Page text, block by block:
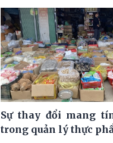
Sự thay đổi mang
trong quản lý thực